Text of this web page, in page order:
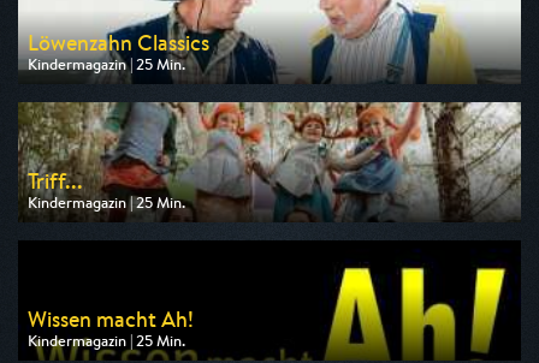
Löwenzahn Classics
Kindermagazin | 25 Min.
Ausgestrahlt von ZDF neo
am 10.08.2026, 07:25
Triff...
Kindermagazin | 25 Min.
Ausgestrahlt von KiKA
am 10.08.2026, 13:15
Wissen macht Ah!
Kindermagazin | 25 Min.